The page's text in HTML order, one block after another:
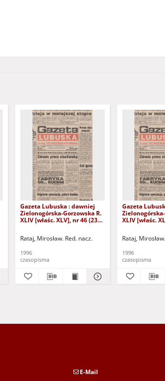
Gazeta Lubuska : dawniej
Zielonogórska-Gorzowska R.
XLIV [właśc. XLV], nr 46 (23
Rataj, Mirosław. Red. nacz.
1996
czasopisma
Gazeta
XLIV [właśc.
Rataj,
1996
czasopisma
E-Mail